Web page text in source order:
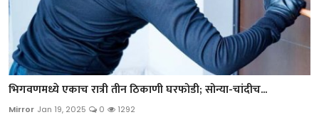
भिगवणमध्ये एकाच रात्री तीन ठिकाणी घरफोडी; सोन्या-चांदीच...
Mirror Jan 19, 2025 0 1292